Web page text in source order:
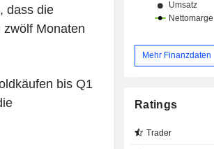
dass die
Monaten
bis Q1
Mehr Finanzdaten
Ratings
Trader